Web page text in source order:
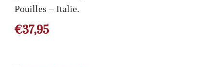
Pouilles – Italie.
€37,95